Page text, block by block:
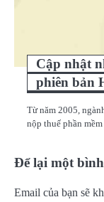
Cập nhật
phiên bản
Từ năm 2005,
nộp thuế phần
Để lại một
Email của bạn sẽ